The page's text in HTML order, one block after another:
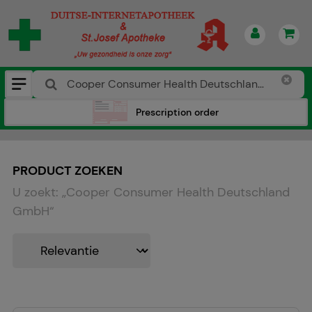
Prescription order
PRODUCT ZOEKEN
U zoekt: „Cooper Consumer Health Deutschland
GmbH“